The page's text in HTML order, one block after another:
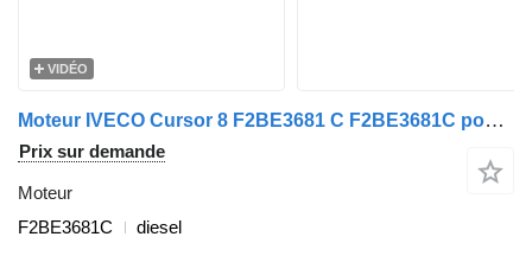
VIDÉO
Moteur IVECO Cursor 8 F2BE3681 C F2BE3681C pour IVECO Stralis, Trakker, EuroTrakker, Eurotech, Euromover, Irisbus Citelis
Prix sur demande
Moteur
F2BE3681C
diesel